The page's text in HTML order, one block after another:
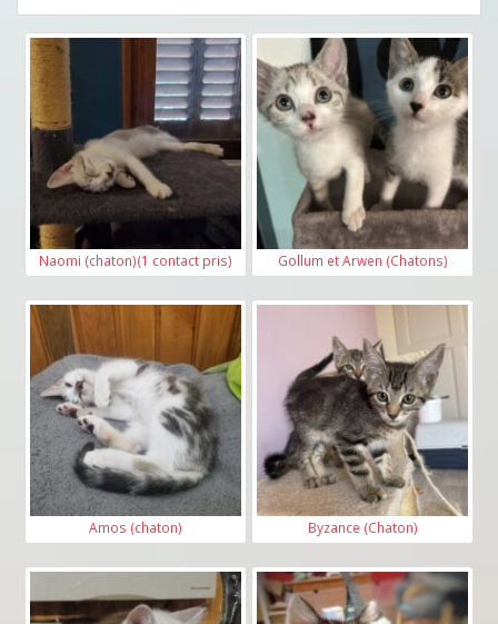
Votre numéro de téléphone* :
Votre adresse e-mail* :
Votre adresse postale* :
Ville* :
Code postal* :
Vivez-vous dans une maison ou un
Naomi (chaton)(1 contact pris) Gollum et Arwen (Chatons)
Amos (chaton) Byzance (Chaton)